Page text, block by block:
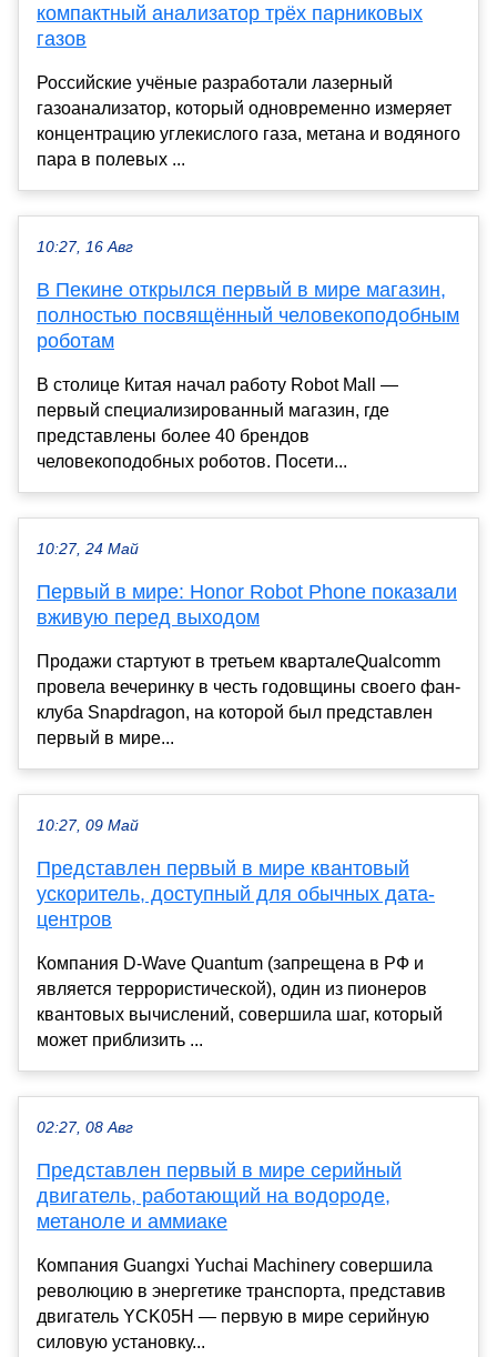
компактный анализатор трёх парниковых
газов
Российские учёные разработали лазерный
газоанализатор, который одновременно измеряет
концентрацию углекислого газа, метана и водяного
пара в полевых ...
10:27, 16 Авг
В Пекине открылся первый в мире магазин,
полностью посвящённый человекоподобным
роботам
В столице Китая начал работу Robot Mall —
первый специализированный магазин, где
представлены более 40 брендов
человекоподобных роботов. Посети...
10:27, 24 Май
Первый в мире: Honor Robot Phone показали
вживую перед выходом
Продажи стартуют в третьем кварталеQualcomm
провела вечеринку в честь годовщины своего фан-
клуба Snapdragon, на которой был представлен
первый в мире...
10:27, 09 Май
Представлен первый в мире квантовый
ускоритель, доступный для обычных дата-
центров
Компания D-Wave Quantum (запрещена в РФ и
является террористической), один из пионеров
квантовых вычислений, совершила шаг, который
может приблизить ...
02:27, 08 Авг
Представлен первый в мире серийный
двигатель, работающий на водороде,
метаноле и аммиаке
Компания Guangxi Yuchai Machinery совершила
революцию в энергетике транспорта, представив
двигатель YCK05H — первую в мире серийную
силовую установку...